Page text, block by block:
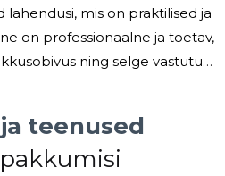
mis on praktilised ja
on professionaalne ja toetav,
ning selge vastutus
projektivajadused,
koormus ning
teenused